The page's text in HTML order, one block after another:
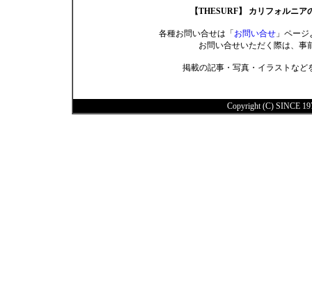
【THESURF】 カリフォルニ
各種お問い合せは「 お問い合せ」ページ
お問い合せいただく際は、事
掲載の記事・写真・イラストな
Copyright (C) SINCE